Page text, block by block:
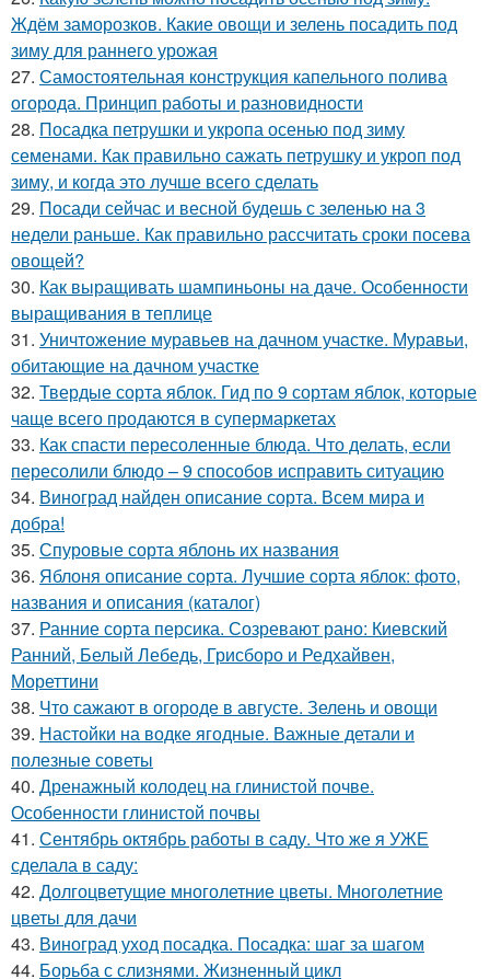
Ждём заморозков. Какие овощи и зелень посадить под
зиму для раннего урожая
27. Самостоятельная конструкция капельного полива
огорода. Принцип работы и разновидности
28. Посадка петрушки и укропа осенью под зиму
семенами. Как правильно сажать петрушку и укроп под
зиму, и когда это лучше всего сделать
29. Посади сейчас и весной будешь с зеленью на 3
недели раньше. Как правильно рассчитать сроки посева
овощей?
30. Как выращивать шампиньоны на даче. Особенности
выращивания в теплице
31. Уничтожение муравьев на дачном участке. Муравьи,
обитающие на дачном участке
32. Твердые сорта яблок. Гид по 9 сортам яблок, которые
чаще всего продаются в супермаркетах
33. Как спасти пересоленные блюда. Что делать, если
пересолили блюдо – 9 способов исправить ситуацию
34. Виноград найден описание сорта. Всем мира и
добра!
35. Спуровые сорта яблонь их названия
36. Яблоня описание сорта. Лучшие сорта яблок: фото,
названия и описания (каталог)
37. Ранние сорта персика. Созревают рано: Киевский
Ранний, Белый Лебедь, Грисборо и Редхайвен,
Мореттини
38. Что сажают в огороде в августе. Зелень и овощи
39. Настойки на водке ягодные. Важные детали и
полезные советы
40. Дренажный колодец на глинистой почве.
Особенности глинистой почвы
41. Сентябрь октябрь работы в саду. Что же я УЖЕ
сделала в саду:
42. Долгоцветущие многолетние цветы. Многолетние
цветы для дачи
43. Виноград уход посадка. Посадка: шаг за шагом
44. Борьба с слизнями. Жизненный цикл